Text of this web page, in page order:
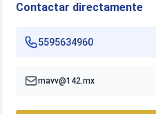
Contactar directamente
5595634960
mavv@142.mx